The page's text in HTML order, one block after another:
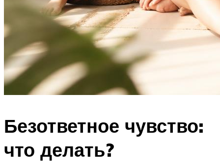
Безответное чувство:
что делать?